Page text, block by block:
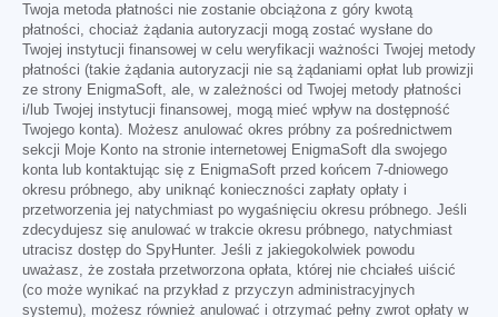
Twoja metoda płatności nie zostanie obciążona z góry kwotą
płatności, chociaż żądania autoryzacji mogą zostać wysłane do
Twojej instytucji finansowej w celu weryfikacji ważności Twojej metody
płatności (takie żądania autoryzacji nie są żądaniami opłat lub prowizji
ze strony EnigmaSoft, ale, w zależności od Twojej metody płatności
i/lub Twojej instytucji finansowej, mogą mieć wpływ na dostępność
Twojego konta). Możesz anulować okres próbny za pośrednictwem
sekcji Moje Konto na stronie internetowej EnigmaSoft dla swojego
konta lub kontaktując się z EnigmaSoft przed końcem 7-dniowego
okresu próbnego, aby uniknąć konieczności zapłaty opłaty i
przetworzenia jej natychmiast po wygaśnięciu okresu próbnego. Jeśli
zdecydujesz się anulować w trakcie okresu próbnego, natychmiast
utracisz dostęp do SpyHunter. Jeśli z jakiegokolwiek powodu
uważasz, że została przetworzona opłata, której nie chciałeś uiścić
(co może wynikać na przykład z przyczyn administracyjnych
systemu), możesz również anulować i otrzymać pełny zwrot opłaty w